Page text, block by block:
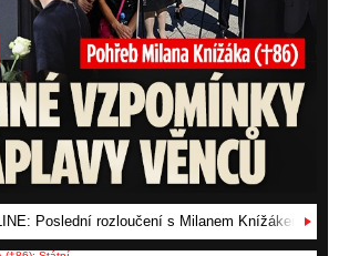
Zemřel o dva dny později
ve Střešovicích.
pražské městské státní
že zastavilo trestní
T., protože stíhání nelze vést
Zároveň uvedlo, že na základě
Poslední rozloučení s Milanem Knížákem